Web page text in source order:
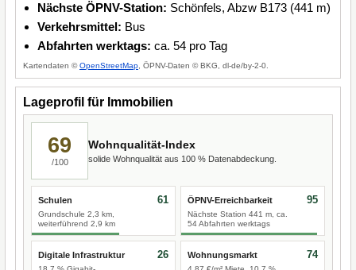
Nächste ÖPNV-Station: Schönfels, Abzw B173 (441 m)
Verkehrsmittel: Bus
Abfahrten werktags: ca. 54 pro Tag
Kartendaten ©OpenStreetMap , ÖPNV-Daten © BKG, dl-de/by-2-0.
Lageprofil für Immobilien
69
/100
Wohnqualität-Index
solide Wohnqualität aus 100 % Datenabdeckung.
Schulen
Grundschule 2,3 km,
weiterführend 2,9 km
61 ÖPNV-Erreichbarkeit
Nächste Station 441 m, ca.
54 Abfahrten werktags
95
Digitale Infrastruktur 26 Wohnungsmarkt 74